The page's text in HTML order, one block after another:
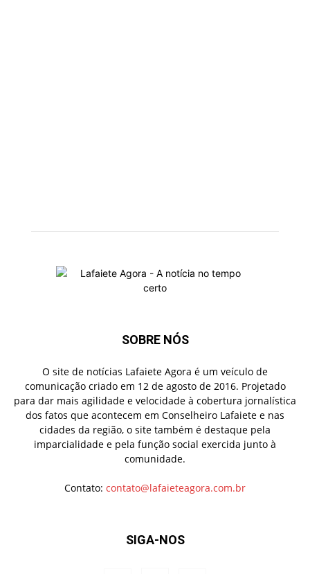
SOBRE NÓS
O site de notícias Lafaiete Agora é um veículo de
comunicação criado em 12 de agosto de 2016. Projetado
para dar mais agilidade e velocidade à cobertura jornalística
dos fatos que acontecem em Conselheiro Lafaiete e nas
cidades da região, o site também é destaque pela
imparcialidade e pela função social exercida junto à
comunidade.
Contato: contato@lafaieteagora.com.br
SIGA-NOS